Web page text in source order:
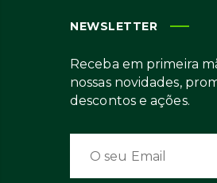
NEWSLETTER
Receba em primeira
nossas novidades,
descontos e ações.